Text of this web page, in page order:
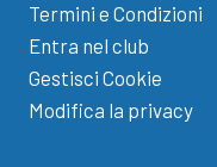
Termini e Condizioni
Entra nel club
Gestisci Cookie
Modifica la privacy